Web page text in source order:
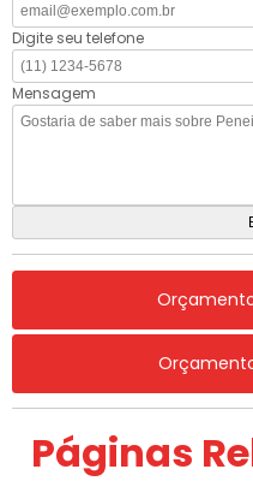
Digite seu telefone
Mensagem
Páginas